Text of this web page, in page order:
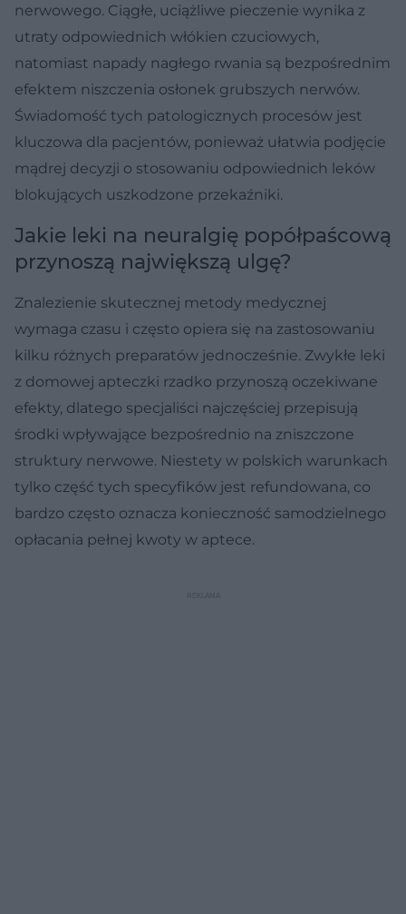
nerwowego. Ciągłe, uciążliwe pieczenie wynika z
utraty odpowiednich włókien czuciowych,
natomiast napady nagłego rwania są bezpośrednim
efektem niszczenia osłonek grubszych nerwów.
Świadomość tych patologicznych procesów jest
kluczowa dla pacjentów, ponieważ ułatwia podjęcie
mądrej decyzji o stosowaniu odpowiednich leków
blokujących uszkodzone przekaźniki.
Jakie leki na neuralgię popółpaścową
przynoszą największą ulgę?
Znalezienie skutecznej metody medycznej
wymaga czasu i często opiera się na zastosowaniu
kilku różnych preparatów jednocześnie. Zwykłe leki
z domowej apteczki rzadko przynoszą oczekiwane
efekty, dlatego specjaliści najczęściej przepisują
środki wpływające bezpośrednio na zniszczone
struktury nerwowe. Niestety w polskich warunkach
tylko część tych specyfików jest refundowana, co
bardzo często oznacza konieczność samodzielnego
opłacania pełnej kwoty w aptece.